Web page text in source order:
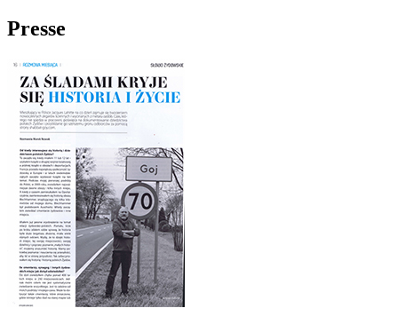
Presse